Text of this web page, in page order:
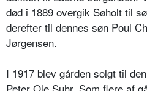
død i 1889 overgik Søholt til
derefter til dennes søn Poul
Jørgensen.
I 1917 blev gården solgt til